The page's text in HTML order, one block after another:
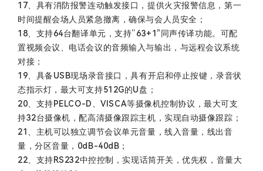
17、具有消防报警连动触发接口，提供火灾报警信息，第一
时间提醒会场人员紧急撤离，确保与会人员安全；
18、支持64台翻译单元，支持“63+1”同声传译功能。可配
置视频会议、电话会议的音频输入与输出，与远程会议系统
对接；
19、具备USB现场录音接口，具有开启和停止按键，录音状
态指示灯，最大可支持512G的U盘；
20、支持PELCO-D、VISCA等摄像机控制协议，最大可支
持32台摄像机，配高清摄像跟踪主机，实现自动摄像跟踪；
21、主机可以独立调节会议单元音量，线入音量，线出音
量，分区音量，0dB-40dB；
22、支持RS232中控控制，实现话筒开关，优先权，音量大